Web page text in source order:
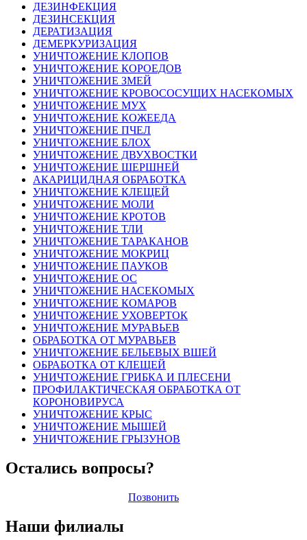
ДЕЗИНФЕКЦИЯ
ДЕЗИНСЕКЦИЯ
ДЕРАТИЗАЦИЯ
ДЕМЕРКУРИЗАЦИЯ
УНИЧТОЖЕНИЕ КЛОПОВ
УНИЧТОЖЕНИЕ КОРОЕДОВ
УНИЧТОЖЕНИЕ ЗМЕЙ
УНИЧТОЖЕНИЕ КРОВОСОСУЩИХ НАСЕКОМЫХ
УНИЧТОЖЕНИЕ МУХ
УНИЧТОЖЕНИЕ КОЖЕЕДА
УНИЧТОЖЕНИЕ ПЧЕЛ
УНИЧТОЖЕНИЕ БЛОХ
УНИЧТОЖЕНИЕ ДВУХВОСТКИ
УНИЧТОЖЕНИЕ ШЕРШНЕЙ
АКАРИЦИДНАЯ ОБРАБОТКА
УНИЧТОЖЕНИЕ КЛЕЩЕЙ
УНИЧТОЖЕНИЕ МОЛИ
УНИЧТОЖЕНИЕ КРОТОВ
УНИЧТОЖЕНИЕ ТЛИ
УНИЧТОЖЕНИЕ ТАРАКАНОВ
УНИЧТОЖЕНИЕ МОКРИЦ
УНИЧТОЖЕНИЕ ПАУКОВ
УНИЧТОЖЕНИЕ ОС
УНИЧТОЖЕНИЕ НАСЕКОМЫХ
УНИЧТОЖЕНИЕ КОМАРОВ
УНИЧТОЖЕНИЕ УХОВЕРТОК
УНИЧТОЖЕНИЕ МУРАВЬЕВ
ОБРАБОТКА ОТ МУРАВЬЕВ
УНИЧТОЖЕНИЕ БЕЛЬЕВЫХ ВШЕЙ
ОБРАБОТКА ОТ КЛЕЩЕЙ
УНИЧТОЖЕНИЕ ГРИБКА И ПЛЕСЕНИ
ПРОФИЛАКТИЧЕСКАЯ ОБРАБОТКА ОТ
КОРОНОВИРУСА
УНИЧТОЖЕНИЕ КРЫС
УНИЧТОЖЕНИЕ МЫШЕЙ
УНИЧТОЖЕНИЕ ГРЫЗУНОВ
Остались вопросы?
Позвонить
Наши филиалы